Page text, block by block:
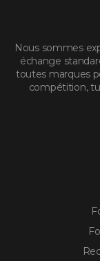
Nous sommes
échange
toutes marques
compétition,